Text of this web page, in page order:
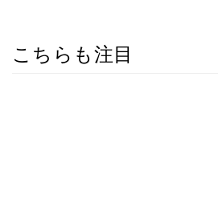
こちらも注目